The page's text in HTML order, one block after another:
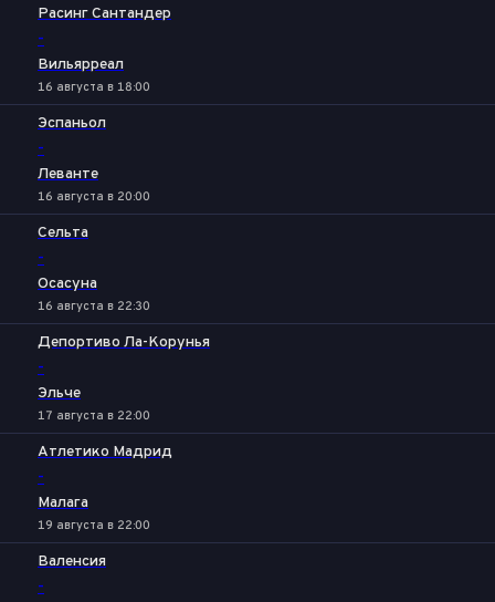
Расинг Сантандер
-
Вильярреал
16 августа в 18:00
Эспаньол
-
Леванте
16 августа в 20:00
Сельта
-
Осасуна
16 августа в 22:30
Депортиво Ла-Корунья
-
Эльче
17 августа в 22:00
Атлетико Мадрид
-
Малага
19 августа в 22:00
Валенсия
-